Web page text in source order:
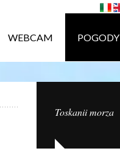
WEBCAM POGODY
Toskanii morza